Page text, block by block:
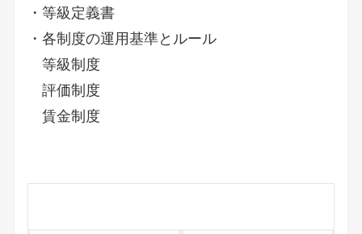
・等級定義書
・各制度の運用基準とルール
等級制度
評価制度
賃金制度